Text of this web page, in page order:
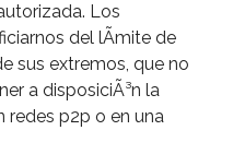
Los
del lÃ­mite de
sus extremos, que no
a disposiciÃ³n la
redes p2p o en una